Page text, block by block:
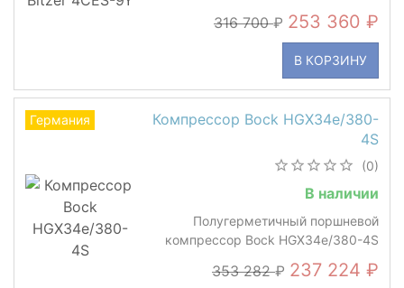
316 700 253 360
В КОРЗИНУ
Компрессор Bock HGX34e/380-
4S
(0)
В наличии
Полугерметичный поршневой
компрессор Bock HGX34e/380-4S
353 282 237 224
Германия